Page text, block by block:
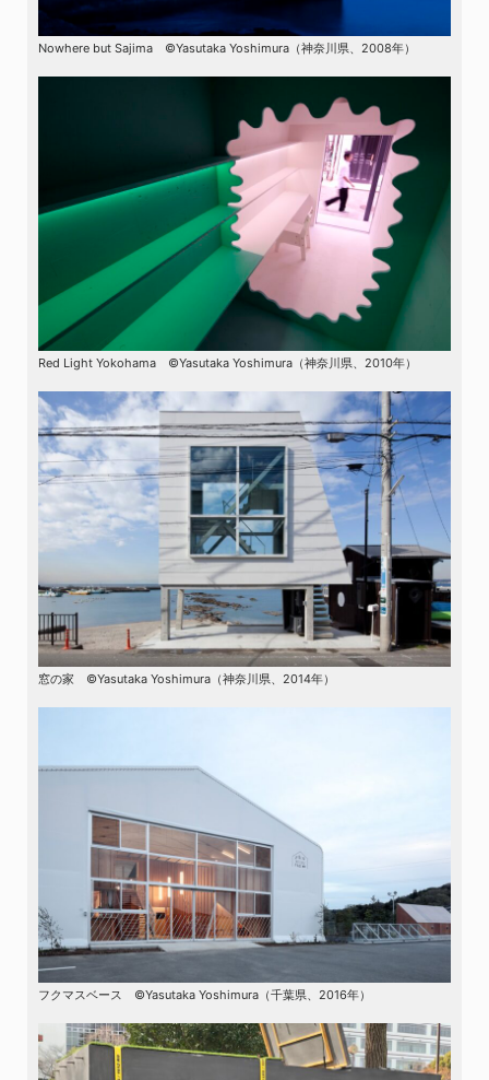
Nowhere but Sajima ©Yasutaka Yoshimura（神奈川県、2008年）
Red Light Yokohama ©Yasutaka Yoshimura（神奈川県、2010年）
窓の家 ©Yasutaka Yoshimura（神奈川県、2014年）
フクマスベース ©Yasutaka Yoshimura（千葉県、2016年）